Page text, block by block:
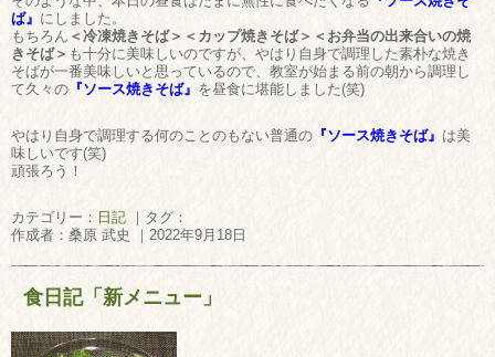
ば』 にしました。
もちろん ＜冷凍焼きそば＞＜カップ焼きそば＞＜お弁当の出来合いの焼
きそば＞ も十分に美味しいのですが、やはり自身で調理した素朴な焼き
そばが一番美味しいと思っているので、教室が始まる前の朝から調理し
て久々の 『ソース焼きそば』 を昼食に堪能しました(笑)
やはり自身で調理する何のことのもない普通の 『ソース焼きそば』 は美
味しいです(笑)
頑張ろう！
カテゴリー： 日記 ｜タグ：
作成者：桑原 武史 ｜2022年9月18日
食日記「新メニュー」